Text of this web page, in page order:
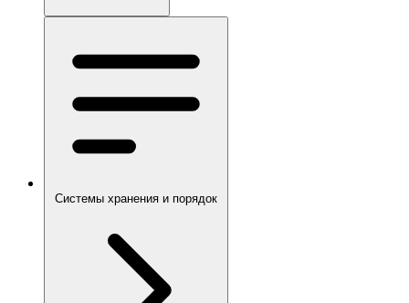
Системы хранения и порядок